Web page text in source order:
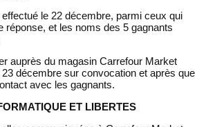
le 22 décembre, parmi ceux qui
réponse, et les noms des 5 gagnants
auprès du magasin Carrefour Market
décembre sur convocation et après que
avec les gagnants.
ET LIBERTES